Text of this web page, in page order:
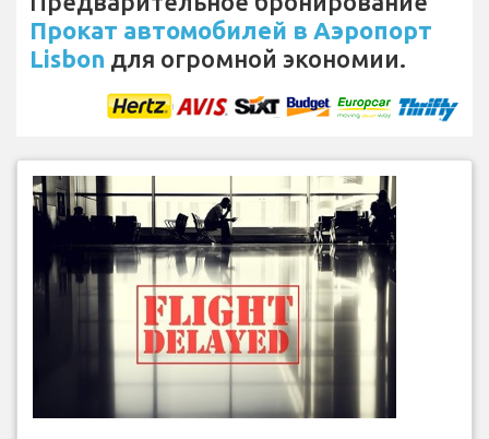
Прокат автомобилей в Аэропорт
Lisbon для огромной экономии.